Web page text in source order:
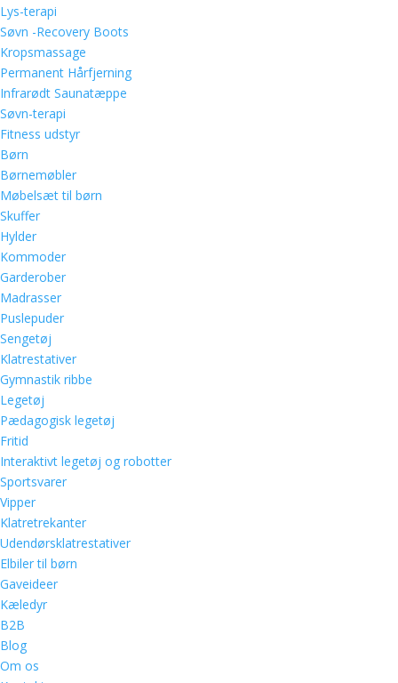
Lys-terapi
Søvn -Recovery Boots
Kropsmassage
Permanent Hårfjerning
Infrarødt Saunatæppe
Søvn-terapi
Fitness udstyr
Børn
Børnemøbler
Møbelsæt til børn
Skuffer
Hylder
Kommoder
Garderober
Madrasser
Puslepuder
Sengetøj
Klatrestativer
Gymnastik ribbe
Legetøj
Pædagogisk legetøj
Fritid
Interaktivt legetøj og robotter
Sportsvarer
Vipper
Klatretrekanter
Udendørsklatrestativer
Elbiler til børn
Gaveideer
Kæledyr
B2B
Blog
Om os